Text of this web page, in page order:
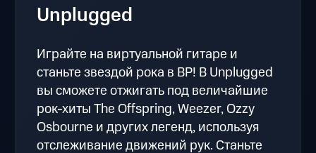
Unplugged
Играйте на виртуальной гитаре и
станьте звездой рока в ВР! В Unplugged
вы сможете отжигать под величайшие
рок-хиты The Offspring, Weezer, Ozzy
Osbourne и других легенд, используя
отслеживание движений рук. Станьте